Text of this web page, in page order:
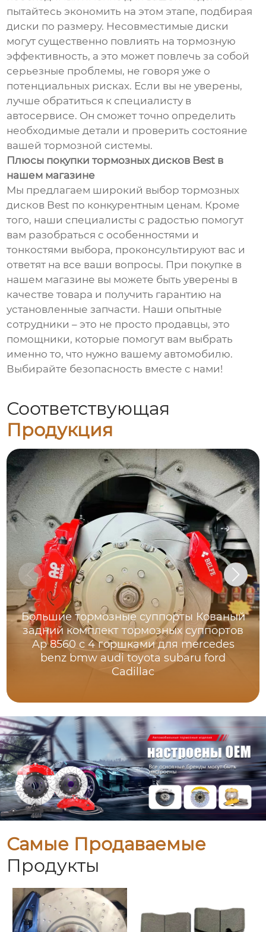
пытайтесь экономить на этом этапе, подбирая
диски по размеру. Несовместимые диски
могут существенно повлиять на тормозную
эффективность, а это может повлечь за собой
серьезные проблемы, не говоря уже о
потенциальных рисках. Если вы не уверены,
лучше обратиться к специалисту в
автосервисе. Он сможет точно определить
необходимые детали и проверить состояние
вашей тормозной системы.
Плюсы покупки тормозных дисков Best в
нашем магазине
Мы предлагаем широкий выбор тормозных
дисков Best по конкурентным ценам. Кроме
того, наши специалисты с радостью помогут
вам разобраться с особенностями и
тонкостями выбора, проконсультируют вас и
ответят на все ваши вопросы. При покупке в
нашем магазине вы можете быть уверены в
качестве товара и получить гарантию на
установленные запчасти. Наши опытные
сотрудники – это не просто продавцы, это
помощники, которые помогут вам выбрать
именно то, что нужно вашему автомобилю.
Выбирайте безопасность вместе с нами!
Соответствующая
Продукция
Большие тормозные суппорты Кованый
задний комплект тормозных суппортов
Ap 8560 с 4 горшками для mercedes
benz bmw audi toyota subaru ford
Cadillac
Самые Продаваемые
Продукты